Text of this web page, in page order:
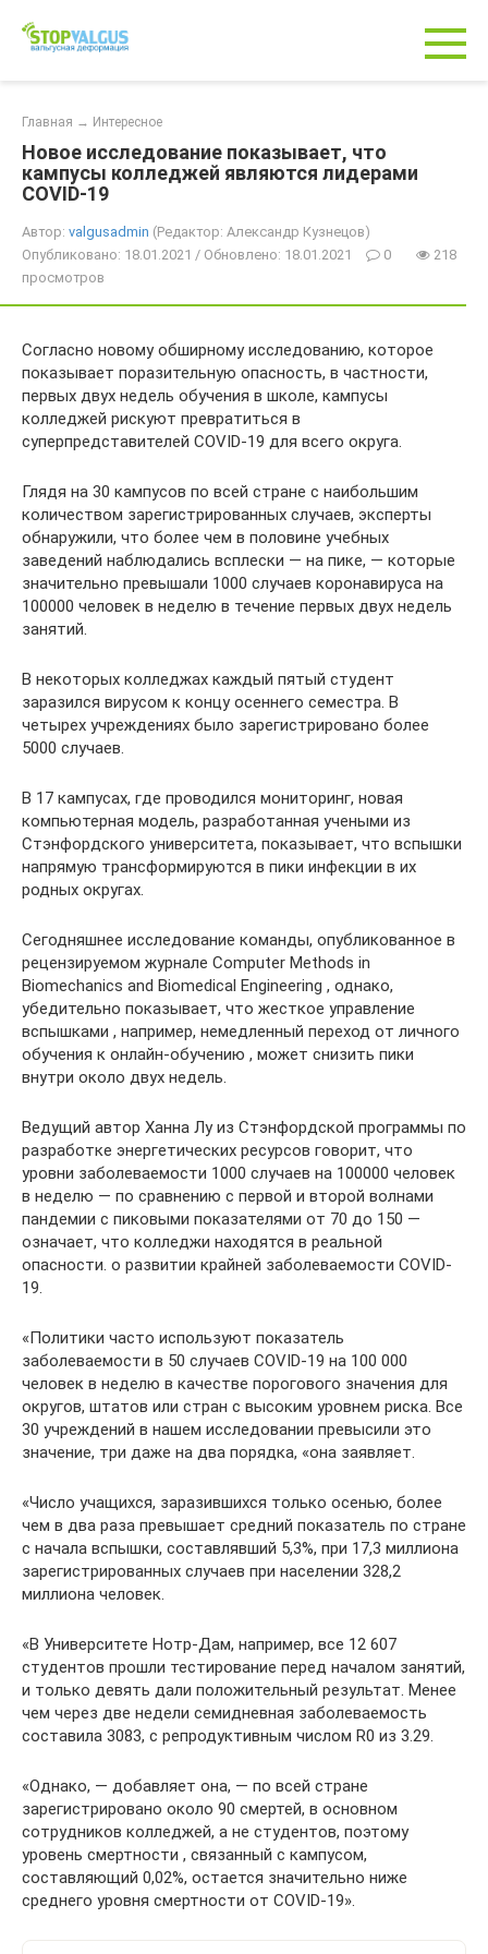
контенту
Главная → Интересное
Новое исследование показывает, что
кампусы колледжей являются лидерами
COVID-19
Автор: valgusadmin (Редактор: Александр Кузнецов)
Опубликовано: 18.01.2021 / Обновлено: 18.01.2021
0
218
просмотров
Согласно новому обширному исследованию, которое
показывает поразительную опасность, в частности,
первых двух недель обучения в школе, кампусы
колледжей рискуют превратиться в
суперпредставителей COVID-19 для всего округа.
Глядя на 30 кампусов по всей стране с наибольшим
количеством зарегистрированных случаев, эксперты
обнаружили, что более чем в половине учебных
заведений наблюдались всплески — на пике, — которые
значительно превышали 1000 случаев коронавируса на
100000 человек в неделю в течение первых двух недель
занятий.
В некоторых колледжах каждый пятый студент
заразился вирусом к концу осеннего семестра. В
четырех учреждениях было зарегистрировано более
5000 случаев.
В 17 кампусах, где проводился мониторинг, новая
компьютерная модель, разработанная учеными из
Стэнфордского университета, показывает, что вспышки
напрямую трансформируются в пики инфекции в их
родных округах.
Сегодняшнее исследование команды, опубликованное в
рецензируемом журнале Computer Methods in
Biomechanics and Biomedical Engineering , однако,
убедительно показывает, что жесткое управление
вспышками , например, немедленный переход от личного
обучения к онлайн-обучению , может снизить пики
внутри около двух недель.
Ведущий автор Ханна Лу из Стэнфордской программы по
разработке энергетических ресурсов говорит, что
уровни заболеваемости 1000 случаев на 100000 человек
в неделю — по сравнению с первой и второй волнами
пандемии с пиковыми показателями от 70 до 150 —
означает, что колледжи находятся в реальной
опасности. о развитии крайней заболеваемости COVID-
19.
«Политики часто используют показатель
заболеваемости в 50 случаев COVID-19 на 100 000
человек в неделю в качестве порогового значения для
округов, штатов или стран с высоким уровнем риска. Все
30 учреждений в нашем исследовании превысили это
значение, три даже на два порядка, «она заявляет.
«Число учащихся, заразившихся только осенью, более
чем в два раза превышает средний показатель по стране
с начала вспышки, составлявший 5,3%, при 17,3 миллиона
зарегистрированных случаев при населении 328,2
миллиона человек.
«В Университете Нотр-Дам, например, все 12 607
студентов прошли тестирование перед началом занятий,
и только девять дали положительный результат. Менее
чем через две недели семидневная заболеваемость
составила 3083, с репродуктивным числом R0 из 3.29.
«Однако, — добавляет она, — по всей стране
зарегистрировано около 90 смертей, в основном
сотрудников колледжей, а не студентов, поэтому
уровень смертности , связанный с кампусом,
составляющий 0,02%, остается значительно ниже
среднего уровня смертности от COVID-19».